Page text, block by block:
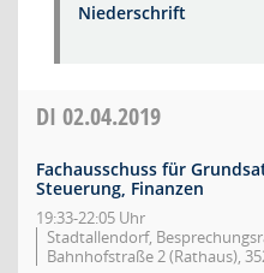
Niederschrift
DI 02.04.2019
Fachausschuss für
Steuerung, Finanzen
19:33-22:05 Uhr
Stadtallendorf,
Bahnhofstraße 2 (Rathaus),